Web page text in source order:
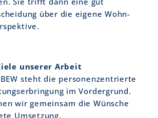
über die eigene Wohn-
unserer Arbeit
steht die personenzentrierte
im Vordergrund.
wir gemeinsam die Wünsche
Umsetzung.